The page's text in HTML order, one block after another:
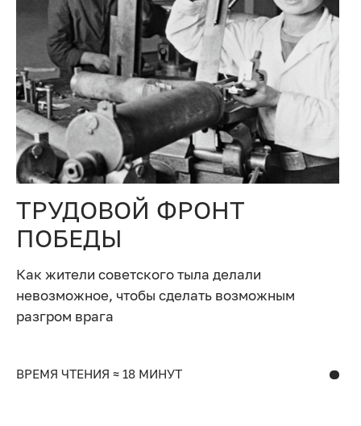
ТРУДОВОЙ ФРОНТ
ПОБЕДЫ
Как жители советского тыла делали
невозможное, чтобы сделать возможным
разгром врага
ВРЕМЯ ЧТЕНИЯ ≈ 18 МИНУТ